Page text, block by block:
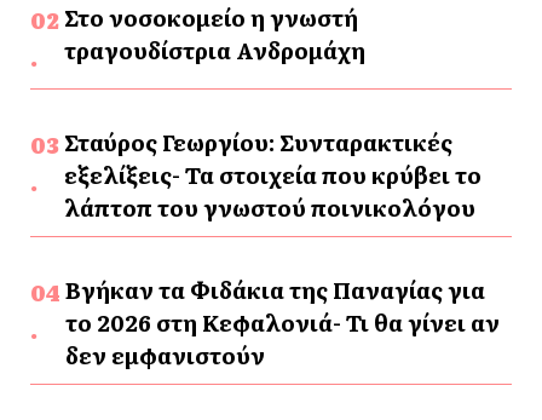
Στο νοσοκομείο η γνωστή
τραγουδίστρια Ανδρομάχη
Σταύρος Γεωργίου: Συνταρακτικές
εξελίξεις- Τα στοιχεία που κρύβει το
λάπτοπ του γνωστού ποινικολόγου
Βγήκαν τα Φιδάκια της Παναγίας για
το 2026 στη Κεφαλονιά- Τι θα γίνει αν
δεν εμφανιστούν